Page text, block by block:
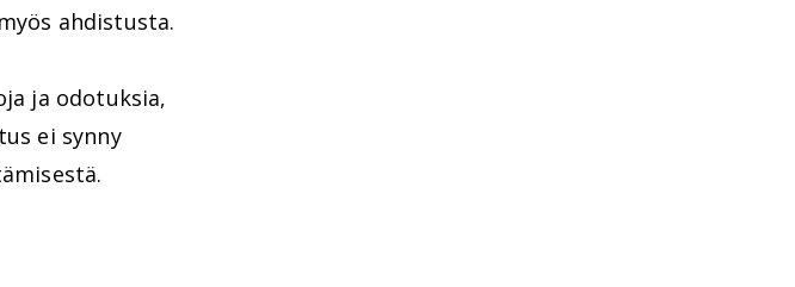
ahdistusta.
ja odotuksia,
ei synny